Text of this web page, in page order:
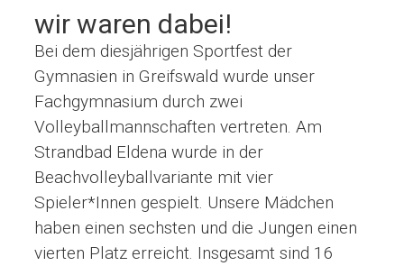
wir waren dabei!
Bei dem diesjährigen Sportfest der
Gymnasien in Greifswald wurde unser
Fachgymnasium durch zwei
Volleyballmannschaften vertreten. Am
Strandbad Eldena wurde in der
Beachvolleyballvariante mit vier
Spieler*Innen gespielt. Unsere Mädchen
haben einen sechsten und die Jungen einen
vierten Platz erreicht. Insgesamt sind 16